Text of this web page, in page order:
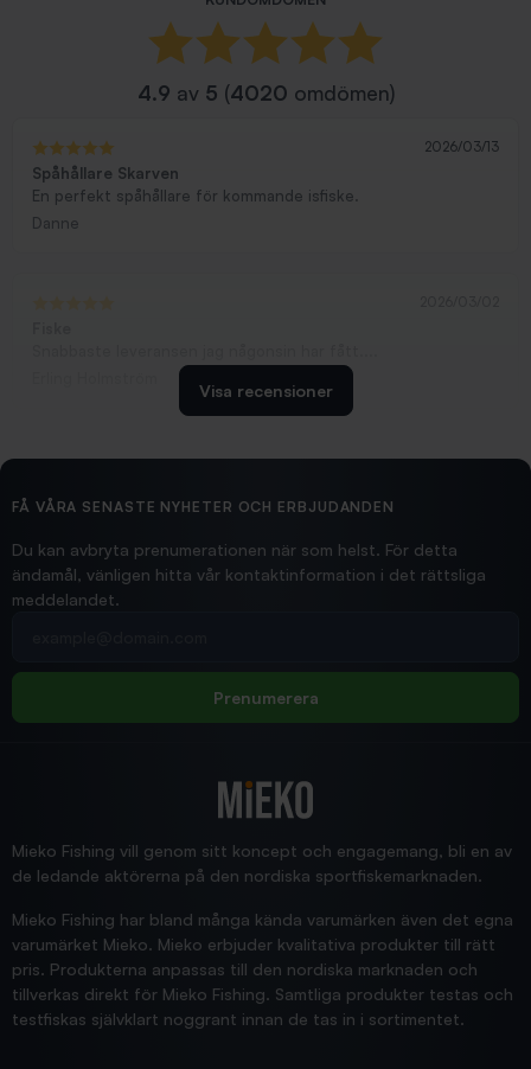
4.9 av 5 (4020 omdömen)
2026/03/13
Spåhållare Skarven
En perfekt spåhållare för kommande isfiske.
Danne
2026/02/19
Hittade exakt vad jag behövde. Snabb och bra...
Jensa
Visa recensioner
FÅ VÅRA SENASTE NYHETER OCH ERBJUDANDEN
Du kan avbryta prenumerationen när som helst. För detta
ändamål, vänligen hitta vår kontaktinformation i det rättsliga
meddelandet.
Prenumerera
Mieko Fishing vill genom sitt koncept och engagemang, bli en av
de ledande aktörerna på den nordiska sportfiskemarknaden.
Mieko Fishing har bland många kända varumärken även det egna
varumärket Mieko. Mieko erbjuder kvalitativa produkter till rätt
pris. Produkterna anpassas till den nordiska marknaden och
tillverkas direkt för Mieko Fishing. Samtliga produkter testas och
testfiskas självklart noggrant innan de tas in i sortimentet.